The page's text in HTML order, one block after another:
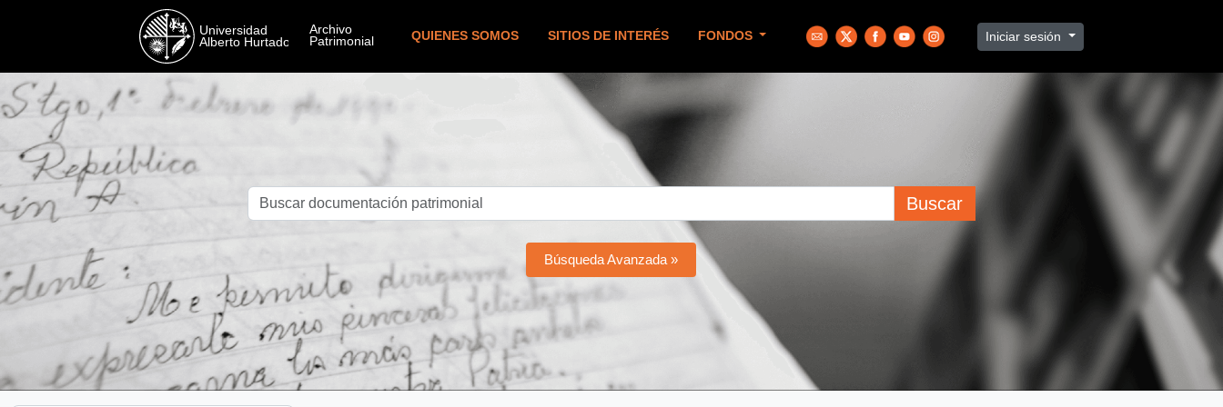
QUIENES SOMOS SITIOS DE INTERÉS FONDOS Iniciar sesión
Buscar
Búsqueda Avanzada »